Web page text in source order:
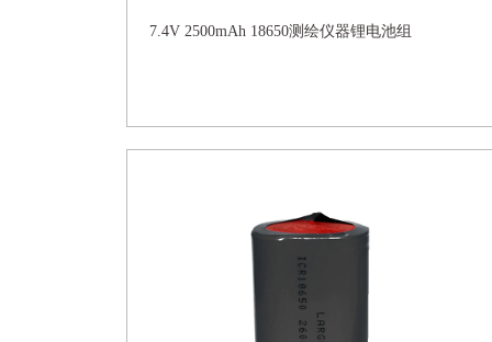
7.4V 2500mAh 18650测绘仪器锂电池组